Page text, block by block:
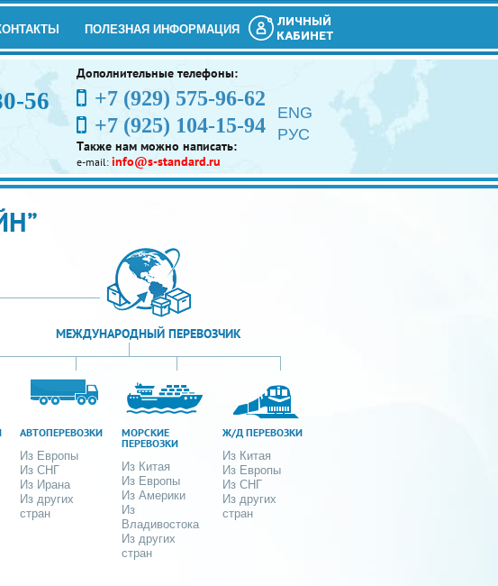
ПОЛЕЗНАЯ ИНФОРМАЦИЯ
ЛИЧНЫЙ
КАБИНЕТ
56
Дополнительные телефоны:
+7 (929) 575-96-62
+7 (925) 104-15-94
Также нам можно написать:
e-mail: info@s-standard.ru
ENG
РУС
МЕЖДУНАРОДНЫЙ ПЕРЕВОЗЧИК
АВТОПЕРЕВОЗКИ
Из Европы
Из СНГ
Из Ирана
Из других
стран
МОРСКИЕ
ПЕРЕВОЗКИ
Из Китая
Из Европы
Из Америки
Из
Владивостока
Из других
стран
Ж/Д ПЕРЕВОЗКИ
Из Китая
Из Европы
Из СНГ
Из других
стран